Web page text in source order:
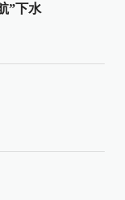
”下水